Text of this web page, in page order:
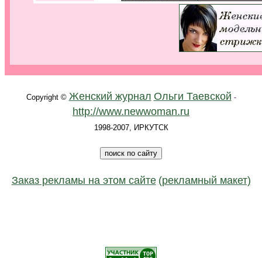
Copyright © Женский журнал Ольги Таевской -
http://www.newwoman.ru
1998-2007, ИРКУТСК
Заказ рекламы на этом сайте (рекламный макет)